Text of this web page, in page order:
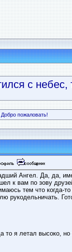
с небес,
пожаловать!
Ангел. Да, да,
к вам по зову
тем что когда-
рукодельничать.
то я летал высоко,